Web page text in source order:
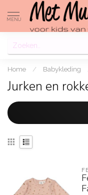
MENU
Home / Babykleding
Jurken en